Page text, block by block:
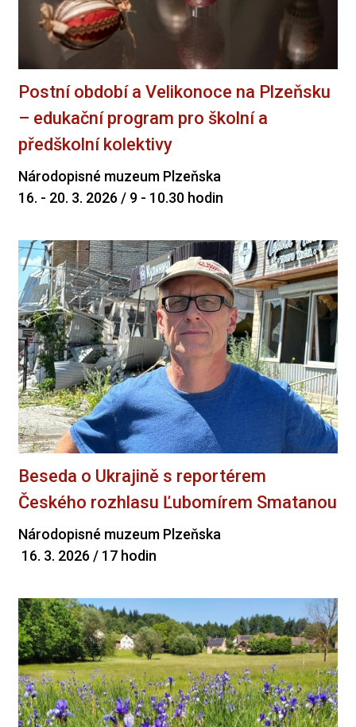
Postní období a Velikonoce na Plzeňsku
– edukační program pro školní a
předškolní kolektivy
Národopisné muzeum Plzeňska
16. - 20. 3. 2026 / 9 - 10.30 hodin
Beseda o Ukrajině s reportérem
Českého rozhlasu Ľubomírem Smatanou
Národopisné muzeum Plzeňska
16. 3. 2026 / 17 hodin